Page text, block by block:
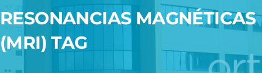
RESONANCIAS MAGNÉTICAS
(MRI) TAG